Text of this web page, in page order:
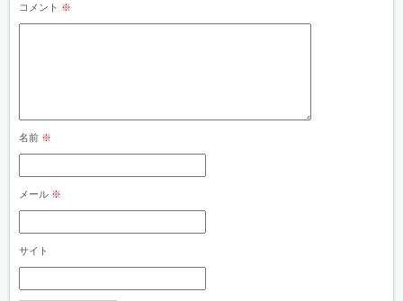
コメント ※
名前 ※
メール ※
サイト